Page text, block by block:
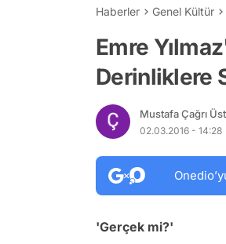
Haberler Genel Kültür
Emre
Derinliklere
Mustafa Çağrı
02.03.2016 - 14:28
'Gerçek mi?'